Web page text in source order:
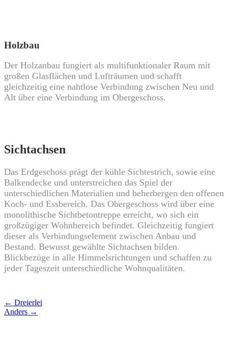
Holzbau
Der Holzanbau fungiert als multifunktionaler Raum mit
großen Glasflächen und Lufträumen und schafft
gleichzeitig eine nahtlose Verbindung zwischen Neu und
Alt über eine Verbindung im Obergeschoss.
Sichtachsen
Das Erdgeschoss prägt der kühle Sichtestrich, sowie eine
Balkendecke und unterstreichen das Spiel der
unterschiedlichen Materialien und beherbergen den offenen
Koch- und Essbereich. Das Obergeschoss wird über eine
monolithische Sichtbetontreppe erreicht, wo sich ein
großzügiger Wohnbereich befindet. Gleichzeitig fungiert
dieser als Verbindungselement zwischen Anbau und
Bestand. Bewusst gewählte Sichtachsen bilden
Blickbezüge in alle Himmelsrichtungen und schaffen zu
jeder Tageszeit unterschiedliche Wohnqualitäten.
Post
navigation
← Dreierlei
Anders →